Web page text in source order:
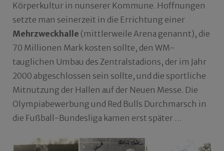
Körperkultur in nunserer Kommune. Hoffnungen
setzte man seinerzeit in die Errichtung einer
Mehrzweckhalle (mittlerweile Arena genannt), die
70 Millionen Mark kosten sollte, den WM-
tauglichen Umbau des Zentralstadions, der im Jahr
2000 abgeschlossen sein sollte, und die sportliche
Mitnutzung der Hallen auf der Neuen Messe. Die
Olympiabewerbung und Red Bulls Durchmarsch in
die Fußball-Bundesliga kamen erst später …